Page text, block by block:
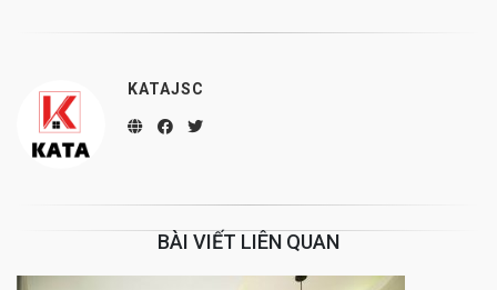
KATAJSC
BÀI VIẾT LIÊN QUAN